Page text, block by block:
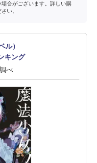
合がございます。詳しい購
い。
ル）
キング
べ